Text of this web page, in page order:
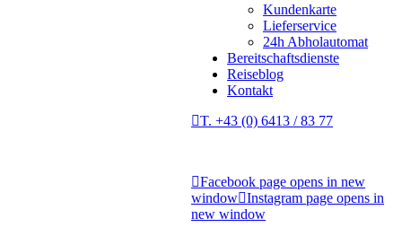
Kundenkarte
Lieferservice
24h Abholautomat
Bereitschaftsdienste
Reiseblog
Kontakt
T. +43 (0) 6413 / 83 77
Facebook page opens in new
window Instagram page opens in
new window